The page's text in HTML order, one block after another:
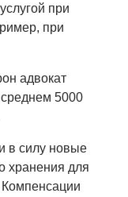
при
при
адвокат
5000
в силу новые
хранения для
Компенсации